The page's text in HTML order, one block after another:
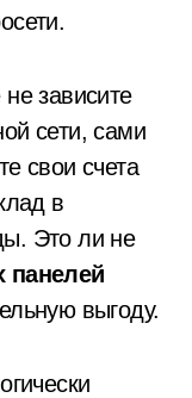
зависите
сети, сами
свои счета
в
Это ли не
панелей
выгоду.